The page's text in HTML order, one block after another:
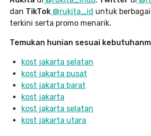
dan TikTok @rukita_id untuk
terkini serta promo menarik.
Temukan hunian sesuai
kost jakarta selatan
kost jakarta pusat
kost jakarta barat
kost jakarta
kost jakarta selatan
kost jakarta utara